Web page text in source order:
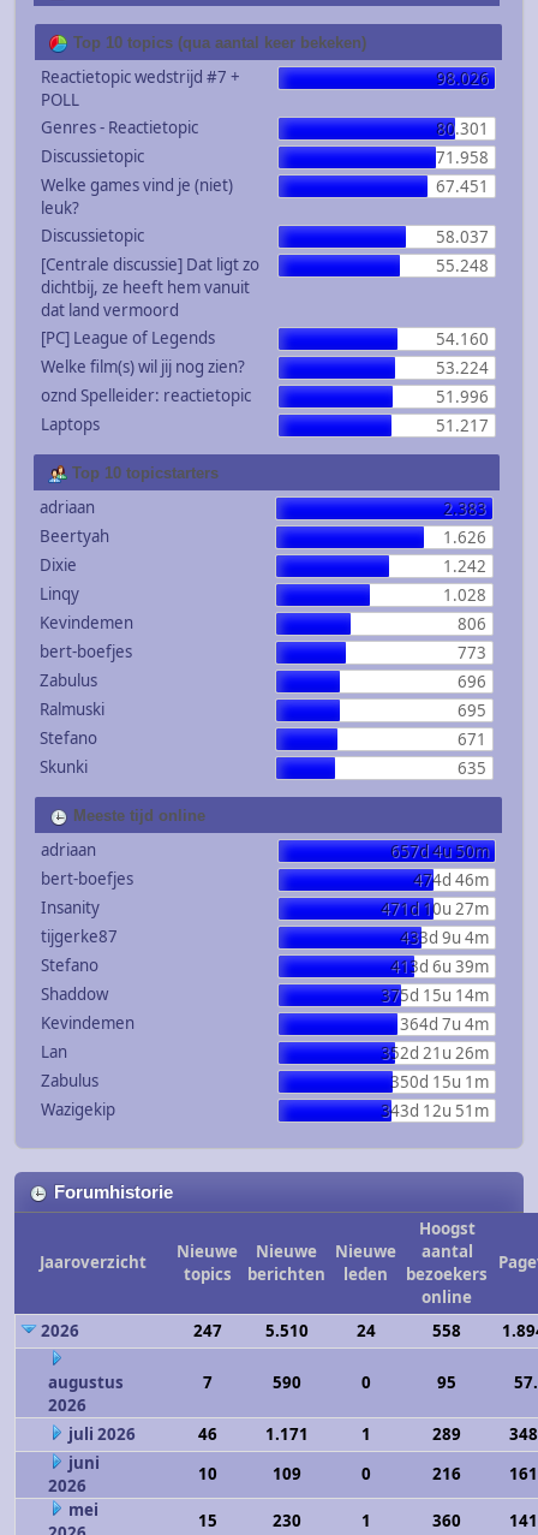
Top 10 topics (qua aantal keer bekeken)
Reactietopic wedstrijd #7 +
POLL
98.026
Genres - Reactietopic
80.301
Discussietopic
71.958
Welke games vind je (niet)
leuk?
67.451
Discussietopic
58.037
[Centrale discussie] Dat ligt zo
dichtbij, ze heeft hem vanuit
dat land vermoord
55.248
[PC] League of Legends
54.160
Welke film(s) wil jij nog zien?
53.224
oznd Spelleider: reactietopic
51.996
Laptops
51.217
Top 10 topicstarters
adriaan
2.383
Beertyah
1.626
Dixie
1.242
Linqy
1.028
Kevindemen
806
bert-boefjes
773
Zabulus
696
Ralmuski
695
Stefano
671
Skunki
635
Meeste tijd online
adriaan
657d 4u 50m
bert-boefjes
474d 46m
Insanity
471d 10u 27m
tijgerke87
433d 9u 4m
Stefano
413d 6u 39m
Shaddow
375d 15u 14m
Kevindemen
364d 7u 4m
Lan
352d 21u 26m
Zabulus
350d 15u 1m
Wazigekip
343d 12u 51m
Forumhistorie
Jaaroverzicht
Nieuwe
topics
Nieuwe
berichten
Nieuwe
leden
Hoogst
aantal
bezoekers
online
2026 247 5.510 24 558
augustus
2026
7 590 0 95
juli 2026 46 1.171 1 289
juni
2026
10 109 0 216
mei
15 230 1 360